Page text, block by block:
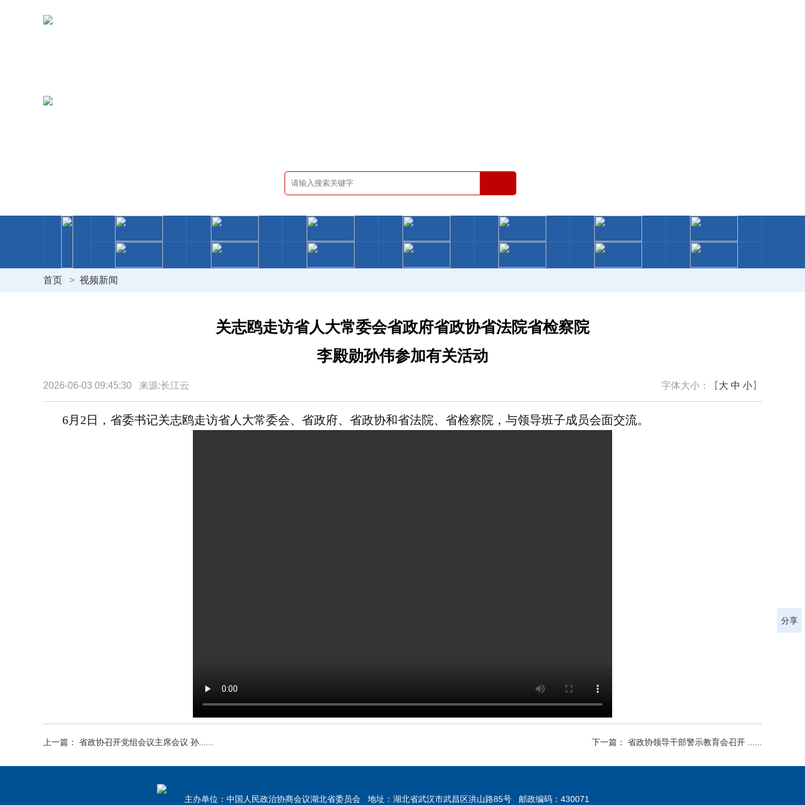
首页 > 视频新闻
关志鸥走访省人大常委会省政府省政协省法院省检察院
李殿勋孙伟参加有关活动
2026-06-03 09:45:30 来源:长江云 字体大小：【 大 中 小】
6月2日，省委书记关志鸥走访省人大常委会、省政府、省政协和省法院、省检察院，与领导班子成员会面交流。
上一篇： 省政协召开党组会议主席会议 孙...... 下一篇： 省政协领导干部警示教育会召开 ......
分享
主办单位：中国人民政治协商会议湖北省委员会 地址：湖北省武汉市武昌区洪山路85号 邮政编码：430071